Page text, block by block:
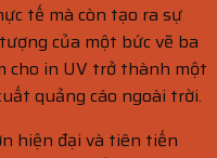
tế mà còn tạo ra sự
của một bức vẽ ba
cho in UV trở thành một
quảng cáo ngoài trời.
hiện đại và tiên tiến